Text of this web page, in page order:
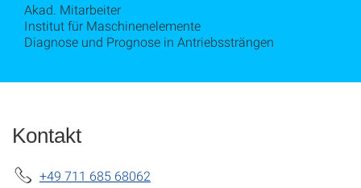
Akad. Mitarbeiter
Institut für Maschinenelemente
Diagnose und Prognose in Antriebssträngen
Kontakt
+49 711 685 68062